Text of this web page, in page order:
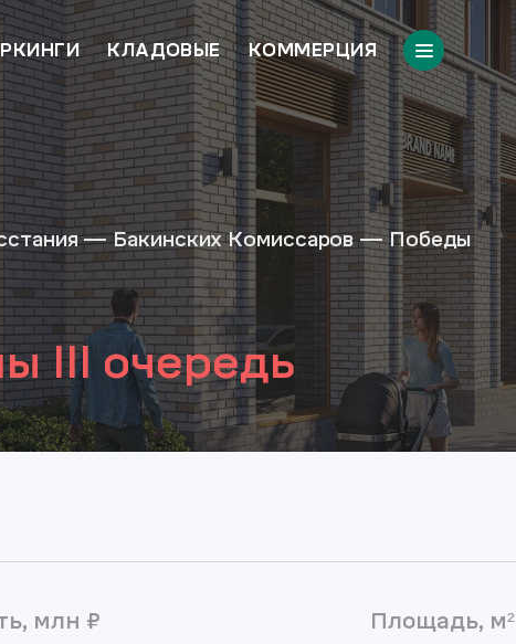
КЛАДОВЫЕ КОММЕРЦИЯ
— Бакинских Комиссаров — Победы
III очередь
млн ₽ Площадь, м²